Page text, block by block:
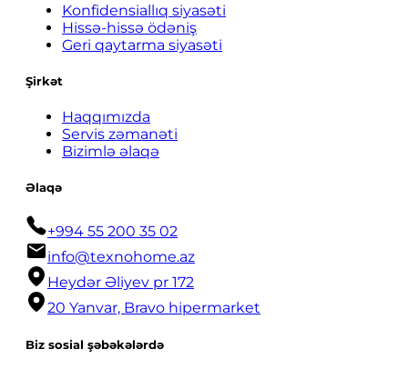
Konfidensiallıq siyasəti
Hissə-hissə ödəniş
Geri qaytarma siyasəti
Şirkət
Haqqımızda
Servis zəmanəti
Bizimlə əlaqə
Əlaqə
+994 55 200 35 02
info@texnohome.az
Heydər Əliyev pr 172
20 Yanvar, Bravo hipermarket
Biz sosial şəbəkələrdə